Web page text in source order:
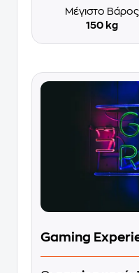
Μέγιστο Βάρος
150 kg
Gaming